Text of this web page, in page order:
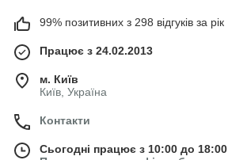
99% позитивних з 298 відгуків за рік
Працює з 24.02.2013
м. Київ
Київ, Україна
Контакти
Сьогодні працює з 10:00 до 18:00